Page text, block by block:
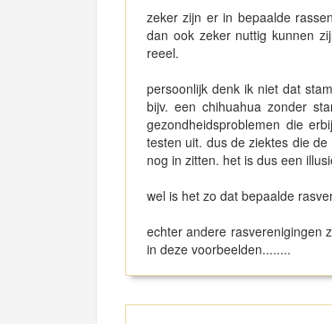
zeker zijn er in bepaalde
dan ook zeker nuttig kunnen
reeel.
persoonlijk denk ik niet dat
bijv. een chihuahua zonder
gezondheidsproblemen die
testen uit. dus de ziektes die
nog in zitten. het is dus een
wel is het zo dat bepaalde
echter andere rasverenigingen
in deze voorbeelden........